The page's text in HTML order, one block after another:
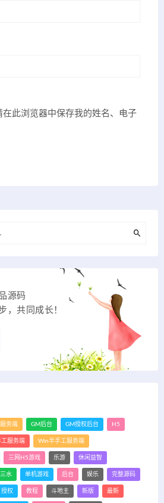
在此浏览器中保存我的姓名、电子
源码
，共同成长！
务端 GM后台 GM授权后台 H5
工服务端 Win半手工服务端
三网H5游戏 乐游 休闲益智
水 单机游戏 后台 娱乐 完整源码
授权 教程 斗地主 新版 最新